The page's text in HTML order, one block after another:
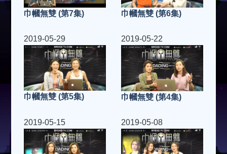
巾幗無雙 (第7集) 巾幗無雙 (第6集)
2019-05-29
巾幗無雙 (第5集)
2019-05-22
巾幗無雙 (第4集)
2019-05-15 2019-05-08